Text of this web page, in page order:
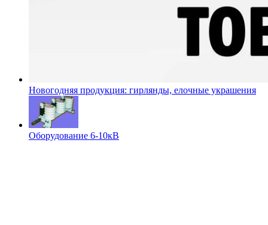
Новогодняя продукция: гирлянды, елочные украшения
Оборудование 6-10кВ